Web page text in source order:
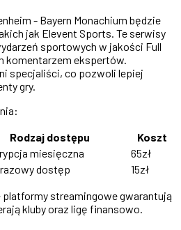
- Bayern Monachium będzie
jak Elevent Sports. Te serwisy
sportowych w jakości Full
komentarzem ekspertów.
specjaliści, co pozwoli lepiej
gry.
Rodzaj dostępu
Koszt
miesięczna
65zł
dostęp
15zł
platformy streamingowe gwarantują
kluby oraz ligę finansowo.